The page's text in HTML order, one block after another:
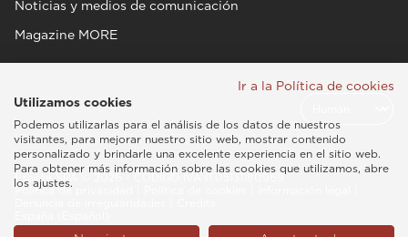
Noticias y medios de comunicación
Magazine MORE
Esaote SPA © 2026 - CÓDIGO IVA IT05131180969
Política de privacidad
Ir a la Política de cookies
Utilizamos cookies
Podemos utilizarlas para el análisis de los datos de nuestros
visitantes, para mejorar nuestro sitio web, mostrar contenido
personalizado y brindarle una excelente experiencia en el sitio web.
Para obtener más información sobre las cookies que utilizamos, abre
los ajustes.